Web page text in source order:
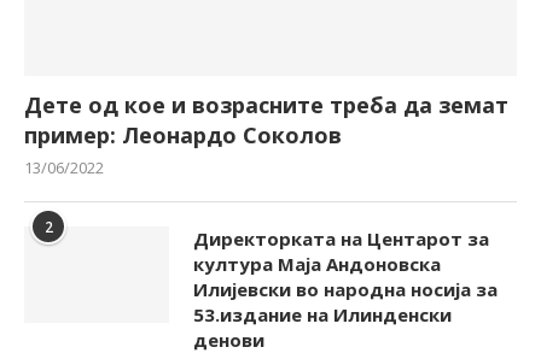
Дете од кое и возрасните треба да земат
пример: Леонардо Соколов
13/06/2022
2
Директорката на Центарот за
култура Маја Андоновска
Илијевски во народна носија за
53.издание на Илинденски
денови